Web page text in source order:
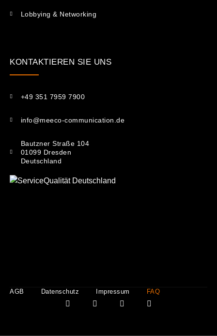
Lobbying & Networking
KONTAKTIEREN SIE UNS​
+49 351 7959 7900
info@meeco-communication.de
Bautzner Straße 104
01099 Dresden
Deutschland
AGB Datenschutz Impressum FAQ